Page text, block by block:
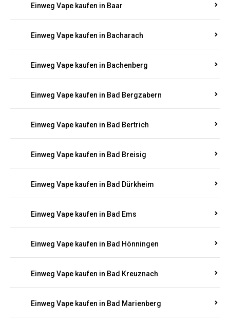
Einweg Vape kaufen in Baar
Einweg Vape kaufen in Bacharach
Einweg Vape kaufen in Bachenberg
Einweg Vape kaufen in Bad Bergzabern
Einweg Vape kaufen in Bad Bertrich
Einweg Vape kaufen in Bad Breisig
Einweg Vape kaufen in Bad Dürkheim
Einweg Vape kaufen in Bad Ems
Einweg Vape kaufen in Bad Hönningen
Einweg Vape kaufen in Bad Kreuznach
Einweg Vape kaufen in Bad Marienberg